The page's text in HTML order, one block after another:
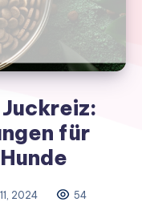
für
2024 54